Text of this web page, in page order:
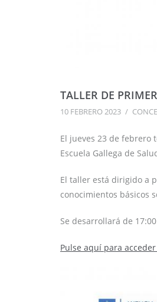
TALLER DE
10 FEBRERO 2023 /
El jueves 23 de
Escuela Gallega de
El taller está dirigido a
conocimientos básicos
Se desarrollará de
Pulse aquí para